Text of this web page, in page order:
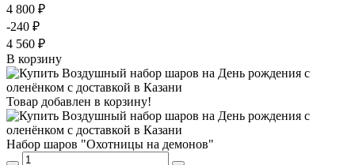
4 800 ₽
-240 ₽
4 560 ₽
В корзину
Товар добавлен в корзину!
Набор шаров "Охотницы на демонов"